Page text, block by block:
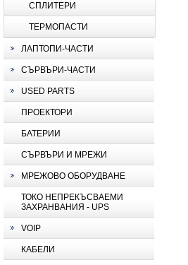
СПЛИТЕРИ
ТЕРМОПАСТИ
ЛАПТОПИ-ЧАСТИ
СЪРВЪРИ-ЧАСТИ
USED PARTS
ПРОЕКТОРИ
БАТЕРИИ
СЪРВЪРИ И МРЕЖИ
МРЕЖОВО ОБОРУДВАНЕ
ТОКО НЕПРЕКЪСВАЕМИ
ЗАХРАНВАНИЯ - UPS
VOIP
КАБЕЛИ